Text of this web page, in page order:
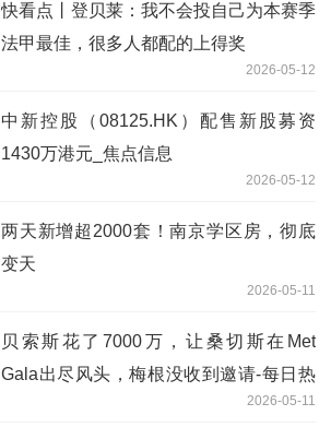
快看点丨登贝莱：我不会投自己为本赛季
法甲最佳，很多人都配的上得奖
2026-05-12
中新控股（08125.HK）配售新股募资
1430万港元_焦点信息
2026-05-12
两天新增超2000套！南京学区房，彻底
变天
2026-05-11
贝索斯花了7000万，让桑切斯在Met
Gala出尽风头，梅根没收到邀请-每日热
2026-05-11